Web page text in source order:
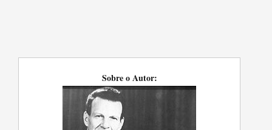
Sobre o Autor: